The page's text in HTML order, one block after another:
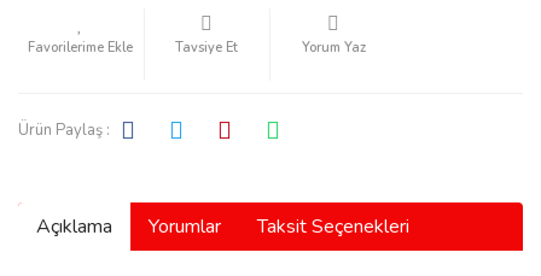
Tavsiye Et Yorum Yaz
Ürün Paylaş :
Açıklama Yorumlar Taksit Seçenekleri